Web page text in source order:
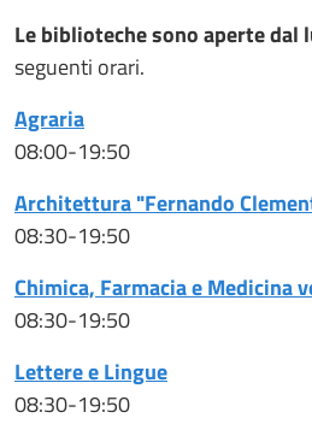
Le biblioteche sono aperte dal
seguenti orari.
Agraria
08:00-19:50
Architettura "Fernando
08:30-19:50
Chimica, Farmacia e Medicina
08:30-19:50
Lettere e Lingue
08:30-19:50